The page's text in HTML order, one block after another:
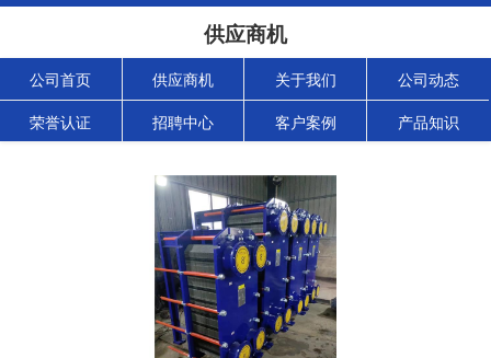
供应商机
公司首页 供应商机 关于我们 公司动态
荣誉认证 招聘中心 客户案例 产品知识